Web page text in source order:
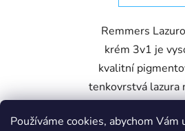
Používáme cookies, abychom
Remmers
krém 3v1 je
kvalitní
tenkovrstvá lazura
olejů a
určená k ochraně